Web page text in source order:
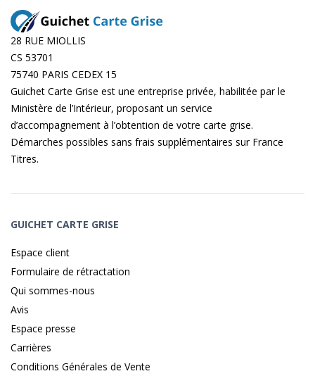
28 RUE MIOLLIS
CS 53701
75740 PARIS CEDEX 15
Guichet Carte Grise est une entreprise privée, habilitée par le
Ministère de l’Intérieur, proposant un service
d’accompagnement à l’obtention de votre carte grise.
Démarches possibles sans frais supplémentaires sur France
Titres.
GUICHET CARTE GRISE
Espace client
Formulaire de rétractation
Qui sommes-nous
Avis
Espace presse
Carrières
Conditions Générales de Vente